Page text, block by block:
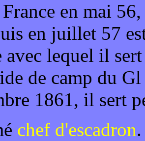
en mai
en juillet 57
lequel il
de camp du
1861, il sert
chef d'escadron.